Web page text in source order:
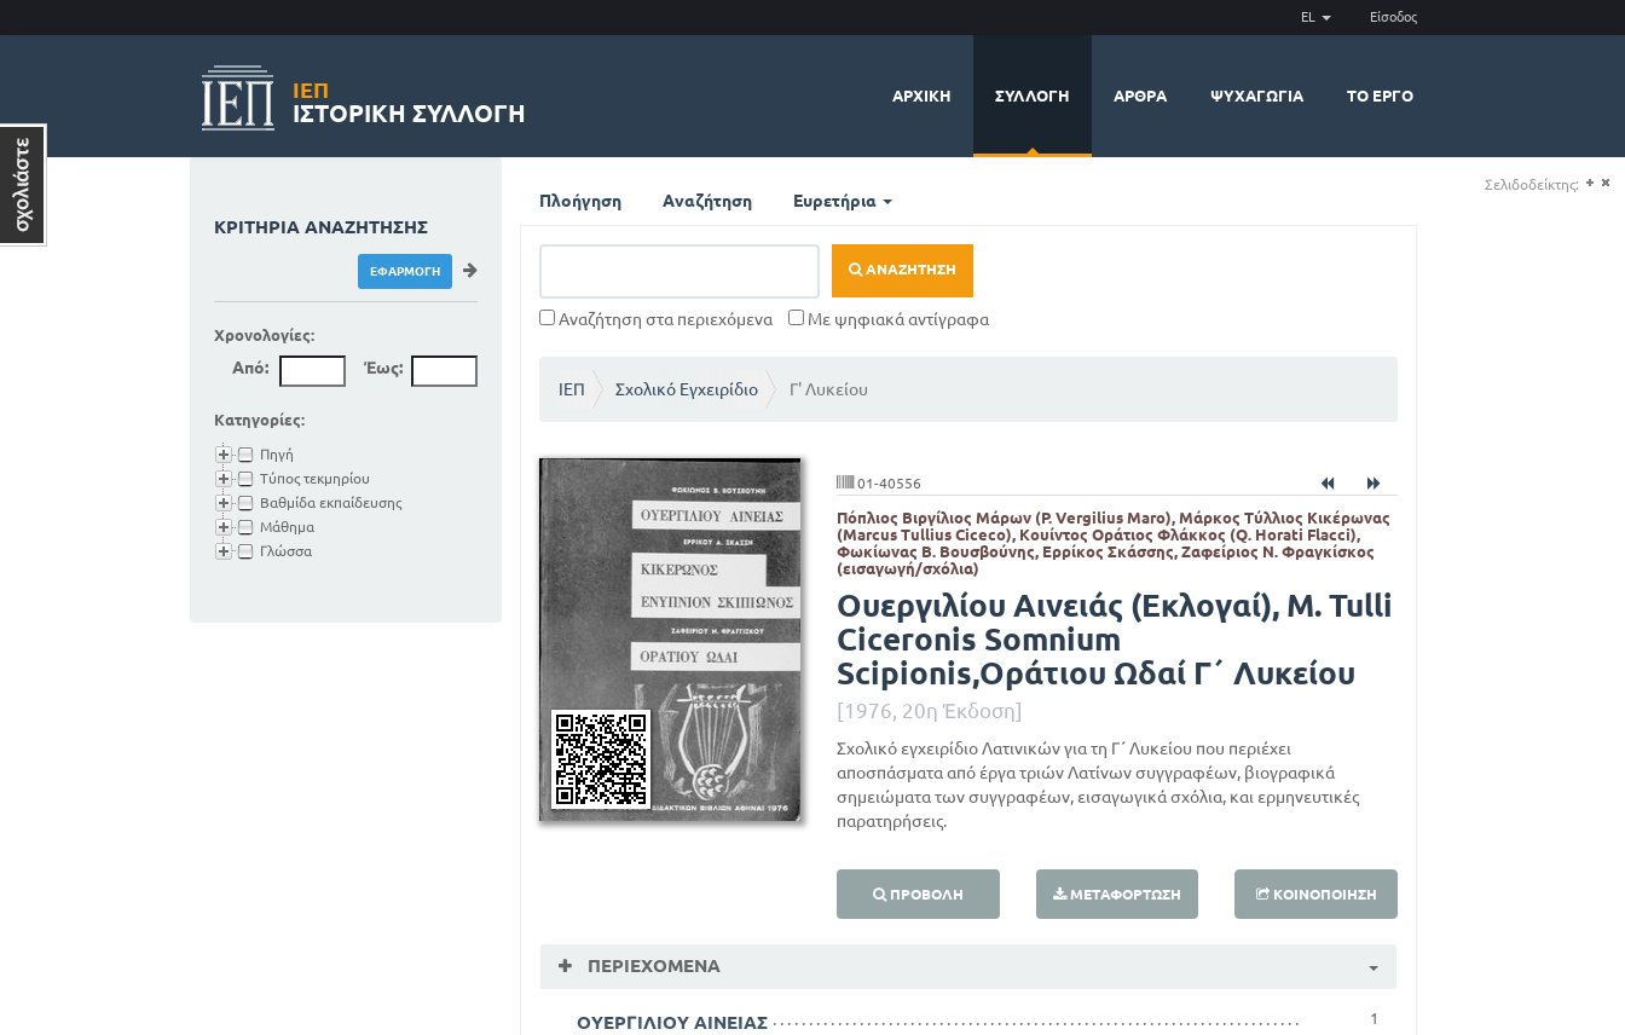
EL Είσοδος
ΙΕΠ
ΙΣΤΟΡΙΚΉ ΣΥΛΛΟΓΉ
ΑΡΧΙΚΉ ΣΥΛΛΟΓΉ ΆΡΘΡΑ ΨΥΧΑΓΩΓΊΑ ΤΟ ΈΡΓΟ
Πλοήγηση Αναζήτηση Ευρετήρια
ΑΝΑΖΉΤΗΣΗ
Αναζήτηση στα περιεχόμενα Με ψηφιακά αντίγραφα
ΙΕΠ Σχολικό Εγχειρίδιο Γ' Λυκείου
01-40556
Πόπλιος Βιργίλιος Μάρων (P. Vergilius Maro), Μάρκος Τύλλιος Κικέρωνας
(Marcus Tullius Ciceco), Κουίντος Οράτιος Φλάκκος (Q. Horati Flacci),
Φωκίωνας Β. Βουσβούνης, Ερρίκος Σκάσσης, Ζαφείριος Ν. Φραγκίσκος
(εισαγωγή/σχόλια)
Ουεργιλίου Αινειάς (Εκλογαί), M. Tulli
Ciceronis Somnium
Scipionis,Οράτιου Ωδαί Γ΄ Λυκείου
[1976, 20η Έκδοση]
Σχολικό εγχειρίδιο Λατινικών για τη Γ΄ Λυκείου που περιέχει
αποσπάσματα από έργα τριών Λατίνων συγγραφέων, βιογραφικά
σημειώματα των συγγραφέων, εισαγωγικά σχόλια, και ερμηνευτικές
παρατηρήσεις.
ΠΡΟΒΟΛΉ ΜΕΤΑΦΌΡΤΩΣΗ ΚΟΙΝΟΠΟΊΗΣΗ
ΠΕΡΙΕΧΌΜΕΝΑ
ΟΥΕΡΓΙΛΙΟΥ ΑΙΝΕΙΑΣ 1
ΚΡΙΤΉΡΙΑ ΑΝΑΖΉΤΗΣΗΣ
Χρονολογίες:
Από: Έως:
Κατηγορίες:
Πηγή
Τύπος τεκμηρίου
Βαθμίδα εκπαίδευσης
Μάθημα
Γλώσσα
Σελιδοδείκτης: